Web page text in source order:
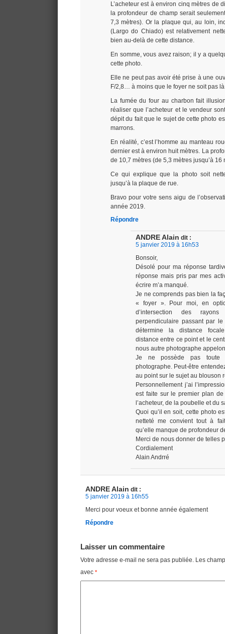
L’acheteur est à environ cinq mètres de
la profondeur de champ serait
7,3 mètres). Or la plaque qui, au loin,
(Largo do Chiado) est relativement
bien au-delà de cette distance.
En somme, vous avez raison; il y a
cette photo.
Elle ne peut pas avoir été prise à une
F/2,8… à moins que le foyer ne soit pas
La fumée du four au charbon fait
réaliser que l’acheteur et le vendeur
dépit du fait que le sujet de cette photo
marrons.
En réalité, c’est l’homme au manteau
dernier est à environ huit mètres. La
de 10,7 mètres (de 5,3 mètres jusqu’à 16
Ce qui explique que la photo soit
jusqu’à la plaque de rue.
Bravo pour votre sens aigu de
année 2019.
Répondre
ANDRE Alain dit :
5 janvier 2019 à 16h53
Bonsoir,
Désolé pour ma réponse
réponse mais pris par mes
écrire m’a manqué.
Je ne comprends pas bien la
« foyer ». Pour moi, en
d’intersection des
perpendiculaire passant par
détermine la distance
distance entre ce point et le
nous autre photographe
Je ne possède pas toute
photographe. Peut-être
au point sur le sujet au blouson
Personnellement j’ai
est faite sur le premier plan
l’acheteur, de la poubelle et du
Quoi qu’il en soit, cette photo
netteté me convient tout à
qu’elle manque de profondeur
Merci de nous donner de telles
Cordialement
Alain Andrré
ANDRE Alain dit :
5 janvier 2019 à 16h55
Merci pour voeux et bonne année également
Répondre
Laisser un commentaire
Votre adresse e-mail ne sera pas publiée. Les
avec *